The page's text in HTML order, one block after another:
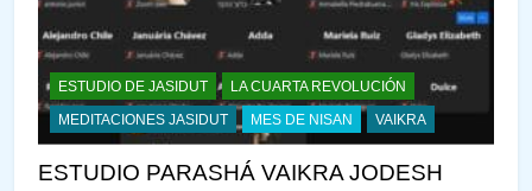
ESTUDIO DE JASIDUT
LA CUARTA REVOLUCIÓN
MEDITACIONES JASIDUT
MES DE NISAN VAIKRA
ESTUDIO PARASHÁ VAIKRA JODESH